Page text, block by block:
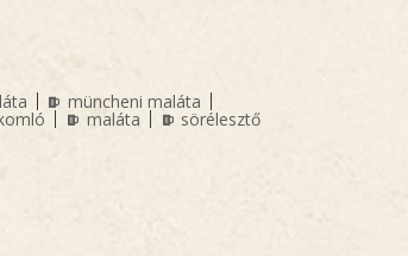
müncheni maláta
maláta sörélesztő